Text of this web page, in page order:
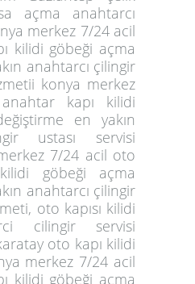
açma anahtarcı
merkez 7/24 acil
kilidi göbeği açma
anahtarcı çilingir
konya merkez
kapı kilidi
en yakın
ustası servisi
7/24 acil oto
göbeği açma
anahtarcı çilingir
oto kapısı kilidi
cilingir servisi
oto kapı kilidi
merkez 7/24 acil
kilidi göbeği açma